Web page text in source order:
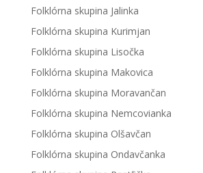
Folklórna skupina Jalinka
Folklórna skupina Kurimjan
Folklórna skupina Lisočka
Folklórna skupina Makovica
Folklórna skupina Moravančan
Folklórna skupina Nemcovianka
Folklórna skupina Olšavčan
Folklórna skupina Ondavčanka